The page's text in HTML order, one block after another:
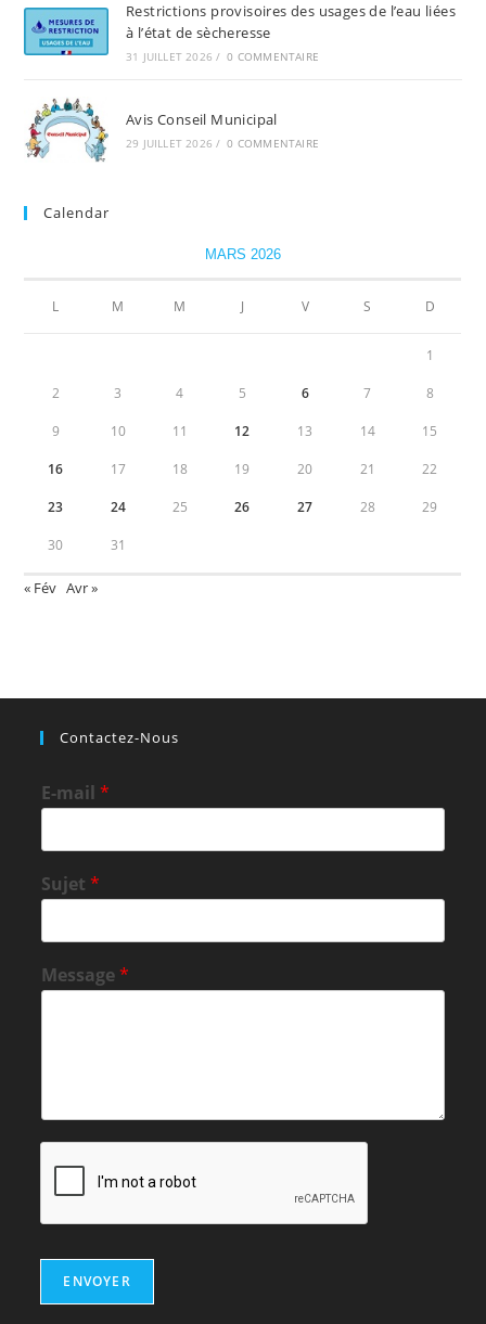
Restrictions provisoires des usages de l’eau liées
à l’état de sècheresse
31 JUILLET 2026 / 0 COMMENTAIRE
Avis Conseil Municipal
29 JUILLET 2026 / 0 COMMENTAIRE
Calendar
MARS 2026
L M M J V S D
1
2 3 4 5 6 7 8
9 10 11 12 13 14 15
16 17 18 19 20 21 22
23 24 25 26 27 28 29
30 31
« Fév Avr »
Contactez-Nous
E-mail*
Sujet*
Message*
ENVOYER